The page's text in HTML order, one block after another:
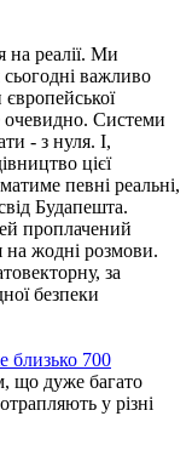
на реалії. Ми
важливо
очевидно. Системи
- з нуля. І,
цієї
певні реальні,
Будапешта.
проплачений
на жодні розмови.
за
безпеки
близько 700
що дуже багато
у різні